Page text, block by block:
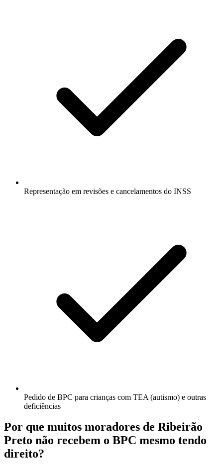
Representação em revisões e cancelamentos do INSS
Pedido de BPC para crianças com TEA (autismo) e outras
deficiências
Por que muitos moradores de Ribeirão
Preto não recebem o BPC mesmo tendo
direito?